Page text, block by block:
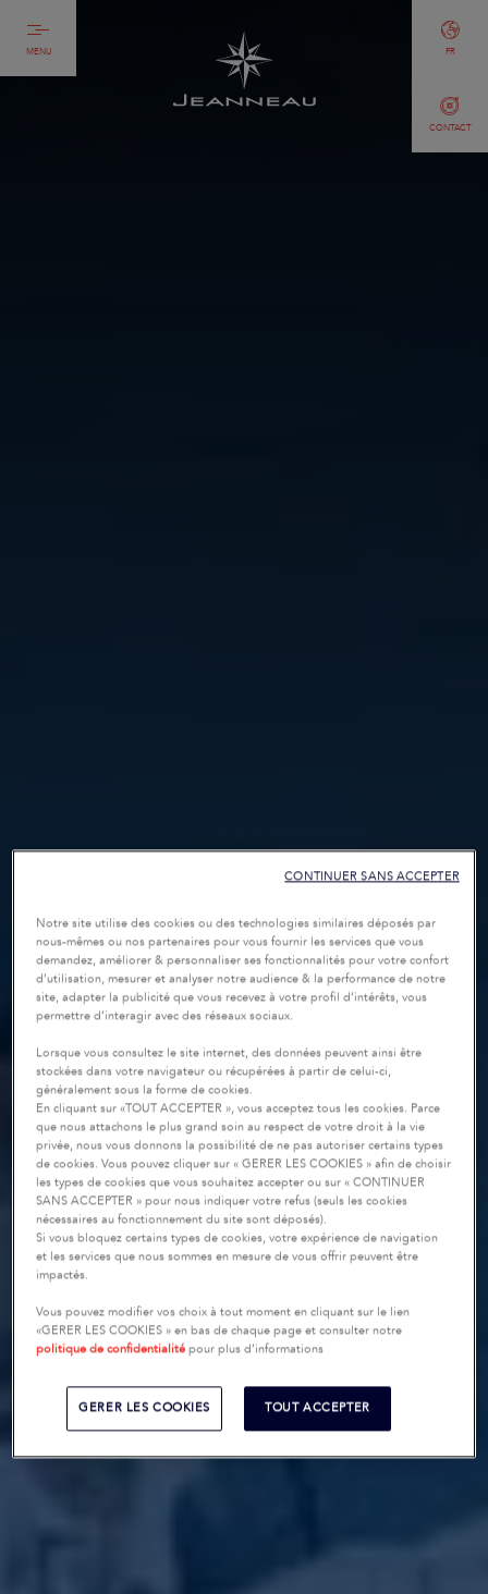
MENU
CONTACT
FR
Notre site utilise des cookies ou des technologies similaires déposés par
nous-mêmes ou nos partenaires pour vous fournir les services que vous
demandez, améliorer & personnaliser ses fonctionnalités pour votre confort
d’utilisation, mesurer et analyser notre audience & la performance de notre
site, adapter la publicité que vous recevez à votre profil d’intérêts, vous
permettre d’interagir avec des réseaux sociaux.
Lorsque vous consultez le site internet, des données peuvent ainsi être
stockées dans votre navigateur ou récupérées à partir de celui-ci,
généralement sous la forme de cookies.
En cliquant sur «TOUT ACCEPTER », vous acceptez tous les cookies. Parce
que nous attachons le plus grand soin au respect de votre droit à la vie
privée, nous vous donnons la possibilité de ne pas autoriser certains types
de cookies. Vous pouvez cliquer sur « GERER LES COOKIES » afin de choisir
les types de cookies que vous souhaitez accepter ou sur « CONTINUER
SANS ACCEPTER » pour nous indiquer votre refus (seuls les cookies
nécessaires au fonctionnement du site sont déposés).
Si vous bloquez certains types de cookies, votre expérience de navigation
et les services que nous sommes en mesure de vous offrir peuvent être
impactés.
Vous pouvez modifier vos choix à tout moment en cliquant sur le lien
«GERER LES COOKIES » en bas de chaque page et consulter notre
politique de confidentialité pour plus d’informations
GERER LES COOKIES TOUT ACCEPTER
CONTINUER SANS ACCEPTER